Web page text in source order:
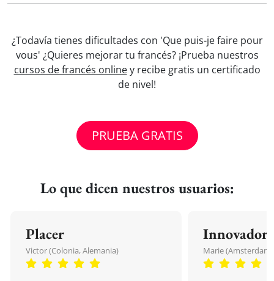
¿Todavía tienes dificultades con 'Que puis-je faire pour
vous' ¿Quieres mejorar tu francés? ¡Prueba nuestros
cursos de francés onliney recibe gratis un certificado
de nivel!
PRUEBA GRATIS
Lo que dicen nuestros usuarios:
Placer
Victor (Colonia, Alemania)
Innovador
Marie (Amsterdam,